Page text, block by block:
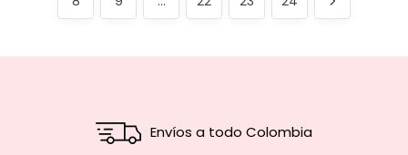
Envíos a todo Colombia